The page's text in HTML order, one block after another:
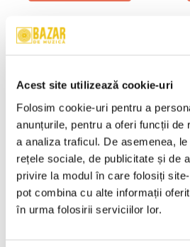
Acest site utilizează cookie-uri
Folosim cookie-uri pentru a
anunțurile, pentru a oferi funcții de
a analiza traficul. De asemenea,
rețele sociale, de publicitate și de
privire la modul în care folosiți
pot combina cu alte informații
în urma folosirii serviciilor lor.
Unknown Artist - Povești ,
Mădălina Manole - Dulce De
Tot, (CD)
99,99 Lei
ADAUGA IN COS